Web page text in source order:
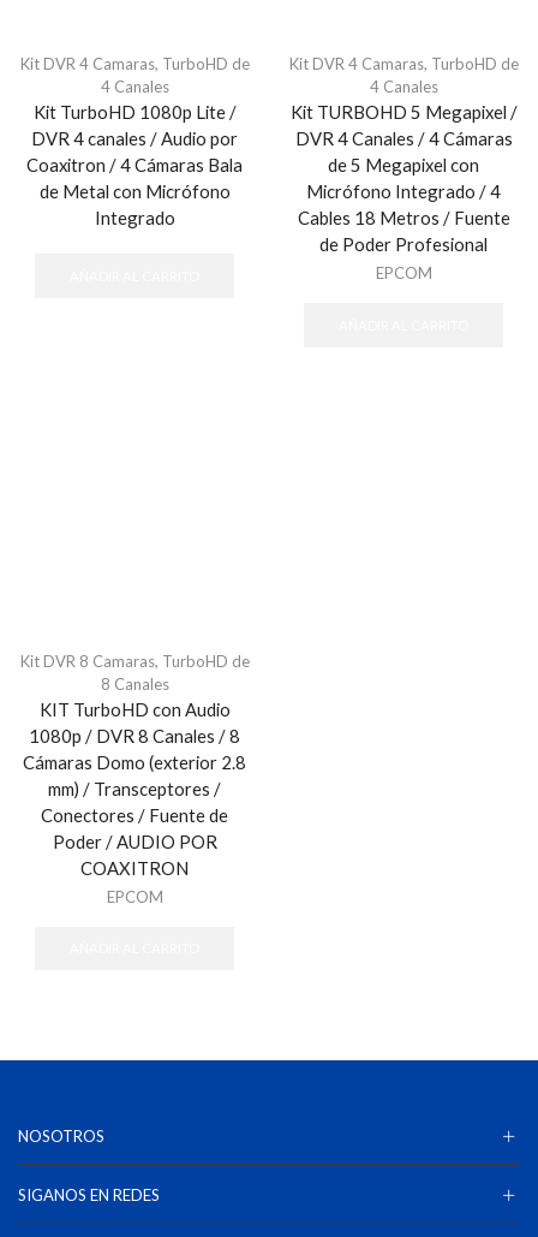
Kit DVR 4 Camaras, TurboHD de
4 Canales
Kit TurboHD 1080p Lite /
DVR 4 canales / Audio por
Coaxitron / 4 Cámaras Bala
de Metal con Micrófono
Integrado
Kit DVR 4 Camaras, TurboHD de
4 Canales
Kit TURBOHD 5 Megapixel /
DVR 4 Canales / 4 Cámaras
de 5 Megapixel con
Micrófono Integrado / 4
Cables 18 Metros / Fuente
de Poder Profesional
EPCOM
Kit DVR 8 Camaras, TurboHD de
8 Canales
KIT TurboHD con Audio
1080p / DVR 8 Canales / 8
Cámaras Domo (exterior 2.8
mm) / Transceptores /
Conectores / Fuente de
Poder / AUDIO POR
COAXITRON
EPCOM
NOSOTROS
SIGANOS EN REDES